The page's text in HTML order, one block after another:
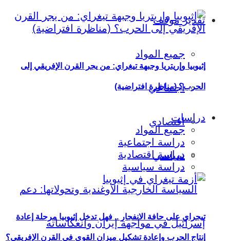
تقدير موقف
جميع المواد
اجتماعي
اقتصادي
سياسي
إثيوبيا وإريتريا وجبهة تيغراي: من يجر القرن الإفريقي إلى
الحرب؟ (مناظرة افتراضية)
دراسات
جميع المواد
دراسة اجتماعية
دراسة اقتصادية
دراسة سياسية
تيجراي على حافة الانفجار .. فهل تدخل إثيوبيا مرحلة إعادة
إنتاج الحرب وإعادة تشكيل ميزان القوى في القرن الإفريقي؟